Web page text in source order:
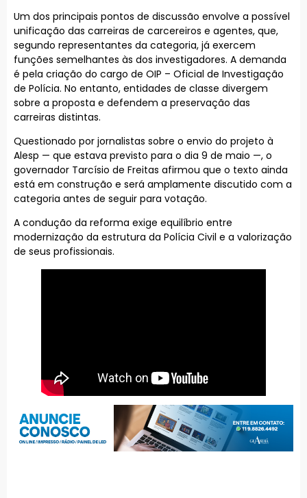
Um dos principais pontos de discussão envolve a possível
unificação das carreiras de carcereiros e agentes, que,
segundo representantes da categoria, já exercem
funções semelhantes às dos investigadores. A demanda
é pela criação do cargo de OIP – Oficial de Investigação
de Polícia. No entanto, entidades de classe divergem
sobre a proposta e defendem a preservação das
carreiras distintas.
Questionado por jornalistas sobre o envio do projeto à
Alesp — que estava previsto para o dia 9 de maio —, o
governador Tarcísio de Freitas afirmou que o texto ainda
está em construção e será amplamente discutido com a
categoria antes de seguir para votação.
A condução da reforma exige equilíbrio entre
modernização da estrutura da Polícia Civil e a valorização
de seus profissionais.